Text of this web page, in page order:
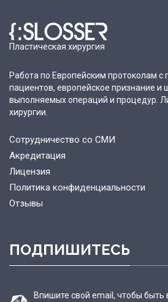
Пластическая хирургия
Работа по Европейским протоколам с
пациентов, европейское признание и
выполняемых операций и процедур.
хирургии.
Сотрудничество со СМИ
Акредитация
Лицензия
Политика конфиденциальности
Отзывы
ПОДПИШИТЕСЬ
Впишите свой email, чтобы быть